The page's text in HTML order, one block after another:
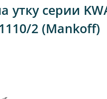
утку серии
2 (Mankoff)